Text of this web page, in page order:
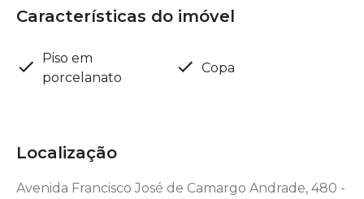
Características do imóvel
Piso em
porcelanato
Copa
Localização
Avenida Francisco José de Camargo Andrade, 480 -